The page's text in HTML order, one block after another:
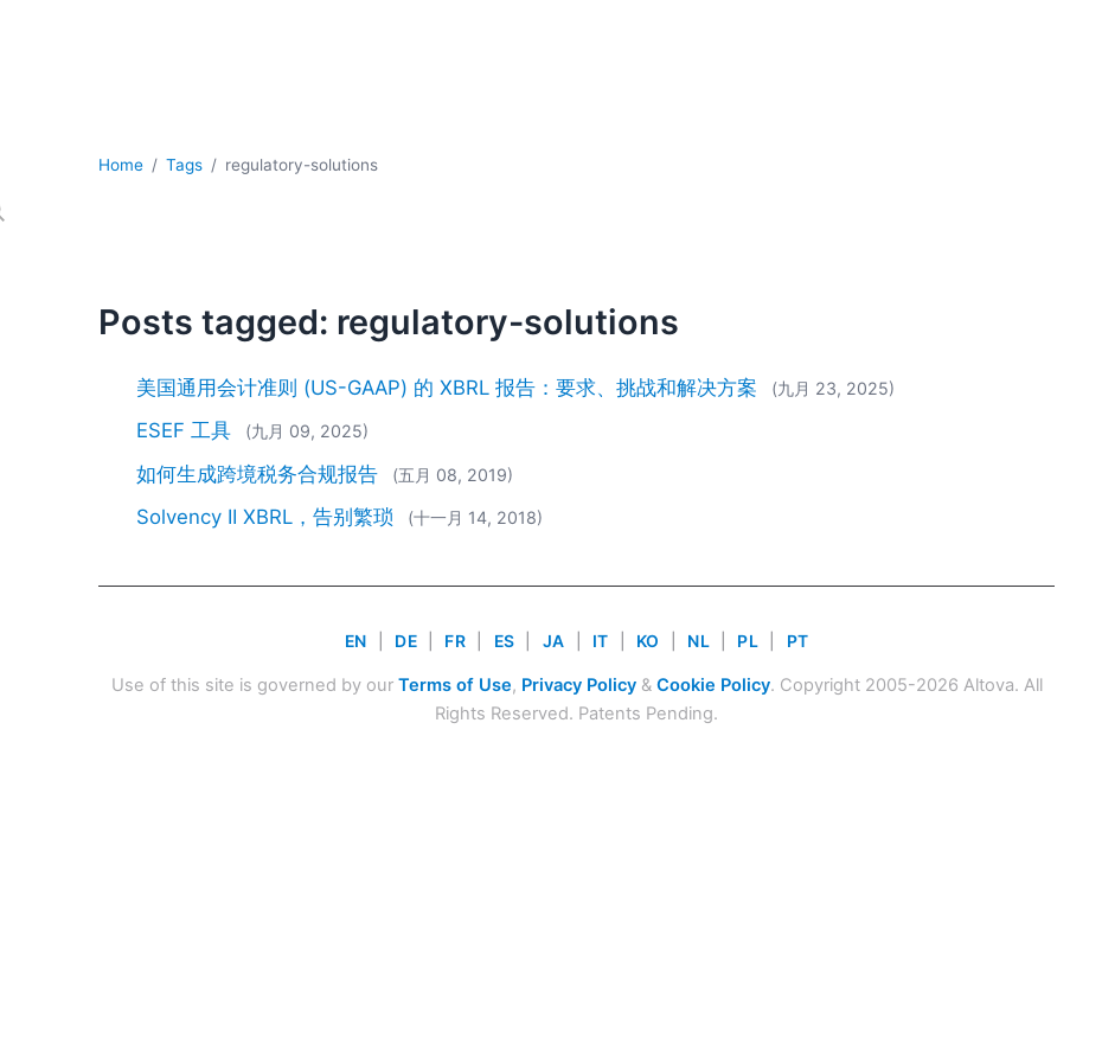
Home Tags regulatory-solutions
Posts tagged: regulatory-solutions
美国通用会计准则 (US-GAAP) 的 XBRL 报告：要求、挑战和解决方案 (九月 23, 2025)
ESEF 工具 (九月 09, 2025)
如何生成跨境税务合规报告 (五月 08, 2019)
Solvency II XBRL，告别繁琐 (十一月 14, 2018)
EN DE FR ES JA IT KO NL PL PT
Use of this site is governed by our Terms of Use, Privacy Policy& Cookie Policy. Copyright 2005-2026 Altova. All
Rights Reserved. Patents Pending.